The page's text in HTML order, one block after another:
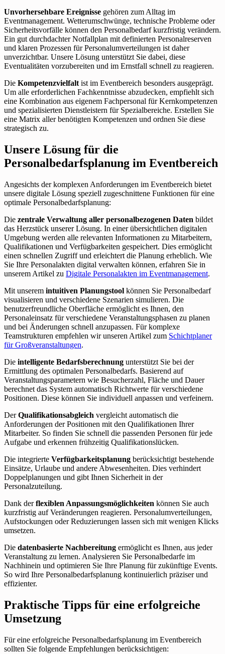
Unvorhersehbare Ereignisse gehören zum Alltag im
Eventmanagement. Wetterumschwünge, technische Probleme oder
Sicherheitsvorfälle können den Personalbedarf kurzfristig verändern.
Ein gut durchdachter Notfallplan mit definierten Personalreserven
und klaren Prozessen für Personalumverteilungen ist daher
unverzichtbar. Unsere Lösung unterstützt Sie dabei, diese
Eventualitäten vorzubereiten und im Ernstfall schnell zu reagieren.
Die Kompetenzvielfalt ist im Eventbereich besonders ausgeprägt.
Um alle erforderlichen Fachkenntnisse abzudecken, empfiehlt sich
eine Kombination aus eigenem Fachpersonal für Kernkompetenzen
und spezialisierten Dienstleistern für Spezialbereiche. Erstellen Sie
eine Matrix aller benötigten Kompetenzen und ordnen Sie diese
strategisch zu.
Unsere Lösung für die
Personalbedarfsplanung im Eventbereich
Angesichts der komplexen Anforderungen im Eventbereich bietet
unsere digitale Lösung speziell zugeschnittene Funktionen für eine
optimale Personalbedarfsplanung:
Die zentrale Verwaltung aller personalbezogenen Daten bildet
das Herzstück unserer Lösung. In einer übersichtlichen digitalen
Umgebung werden alle relevanten Informationen zu Mitarbeitern,
Qualifikationen und Verfügbarkeiten gespeichert. Dies ermöglicht
einen schnellen Zugriff und erleichtert die Planung erheblich. Wie
Sie Ihre Personalakten digital verwalten können, erfahren Sie in
unserem Artikel zu Digitale Personalakten im Eventmanagement.
Mit unserem intuitiven Planungstool können Sie Personalbedarf
visualisieren und verschiedene Szenarien simulieren. Die
benutzerfreundliche Oberfläche ermöglicht es Ihnen, den
Personaleinsatz für verschiedene Veranstaltungsphasen zu planen
und bei Änderungen schnell anzupassen. Für komplexe
Teamstrukturen empfehlen wir unseren Artikel zum Schichtplaner
für Großveranstaltungen.
Die intelligente Bedarfsberechnung unterstützt Sie bei der
Ermittlung des optimalen Personalbedarfs. Basierend auf
Veranstaltungsparametern wie Besucherzahl, Fläche und Dauer
berechnet das System automatisch Richtwerte für verschiedene
Positionen. Diese können Sie individuell anpassen und verfeinern.
DerQualifikationsabgleich vergleicht automatisch die
Anforderungen der Positionen mit den Qualifikationen Ihrer
Mitarbeiter. So finden Sie schnell die passenden Personen für jede
Aufgabe und erkennen frühzeitig Qualifikationslücken.
Die integrierte Verfügbarkeitsplanung berücksichtigt bestehende
Einsätze, Urlaube und andere Abwesenheiten. Dies verhindert
Doppelplanungen und gibt Ihnen Sicherheit in der
Personalzuteilung.
Dank derflexiblen Anpassungsmöglichkeiten können Sie auch
kurzfristig auf Veränderungen reagieren. Personalumverteilungen,
Aufstockungen oder Reduzierungen lassen sich mit wenigen Klicks
umsetzen.
Die datenbasierte Nachbereitung ermöglicht es Ihnen, aus jeder
Veranstaltung zu lernen. Analysieren Sie Personalbedarfe im
Nachhinein und optimieren Sie Ihre Planung für zukünftige Events.
So wird Ihre Personalbedarfsplanung kontinuierlich präziser und
effizienter.
Praktische Tipps für eine erfolgreiche
Umsetzung
Für eine erfolgreiche Personalbedarfsplanung im Eventbereich
sollten Sie folgende Empfehlungen berücksichtigen: